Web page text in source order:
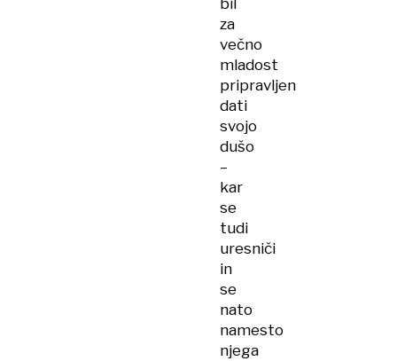
bil
za
večno
mladost
pripravljen
dati
svojo
dušo
–
kar
se
tudi
uresniči
in
se
nato
namesto
njega